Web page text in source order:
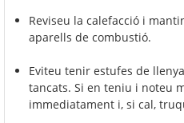
Reviseu la calefacció i
aparells de combustió.
Eviteu tenir estufes de
tancats. Si en teniu i noteu
immediatament i, si cal,